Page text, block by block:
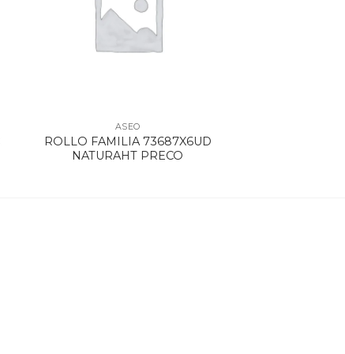
ASEO
ROLLO FAMILIA 73687X6UD
NATURAHT PRECO